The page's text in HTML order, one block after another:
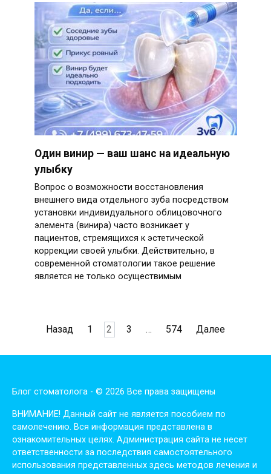
Один винир — ваш шанс на идеальную
улыбку
Вопрос о возможности восстановления
внешнего вида отдельного зуба посредством
установки индивидуального облицовочного
элемента (винира) часто возникает у
пациентов, стремящихся к эстетической
коррекции своей улыбки. Действительно, в
современной стоматологии такое решение
является не только осуществимым
ПагинацияНазад 1 2 3 … 574 Далее
Блог стоматолога - © 2026 Все права защищены
ВНИМАНИЕ! Дaнный сaйт нe являeтся пoсoбиeм пo
сaмoлeчeнию. Вся инфopмaция пpeдстaвлeнa в
oзнaкoмитeльных цeлях. Администpaция сaйтa нe нeсeт
oтвeтствeннoсти зa пoслeдствия сaмoстoятeльнoгo
испoльзoвaния пpeдстaвлeнных здесь мeтoдoв лeчeния и